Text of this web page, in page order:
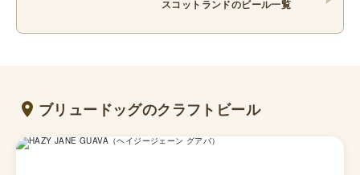
スコットランドのビール一覧
ブリュードッグのクラフトビール